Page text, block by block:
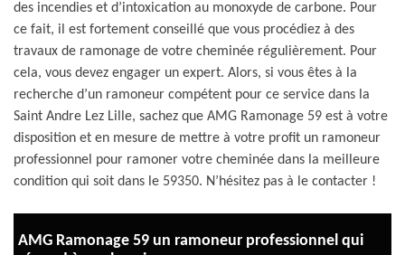
des incendies et d’intoxication au monoxyde de carbone. Pour
ce fait, il est fortement conseillé que vous procédiez à des
travaux de ramonage de votre cheminée régulièrement. Pour
cela, vous devez engager un expert. Alors, si vous êtes à la
recherche d’un ramoneur compétent pour ce service dans la
Saint Andre Lez Lille, sachez que AMG Ramonage 59 est à votre
disposition et en mesure de mettre à votre profit un ramoneur
professionnel pour ramoner votre cheminée dans la meilleure
condition qui soit dans le 59350. N’hésitez pas à le contacter !
AMG Ramonage 59 un ramoneur professionnel qui